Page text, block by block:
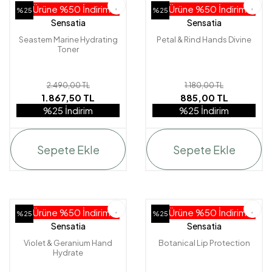
%25
2. Ürüne %50 İndirim!
Sensatia
Seastem Marine Hydrating
Toner
2.490,00 TL
1.867,50 TL
%25 İndirim
Sepete Ekle
%25
2. Ürüne %50 İndirim!
Sensatia
Petal & Rind Hands Divine
1.180,00 TL
885,00 TL
%25 İndirim
Sepete Ekle
%25
2. Ürüne %50 İndirim!
Sensatia
Violet & Geranium Hand
Hydrate
%25
2. Ürüne %50 İndirim!
Sensatia
Botanical Lip Protection